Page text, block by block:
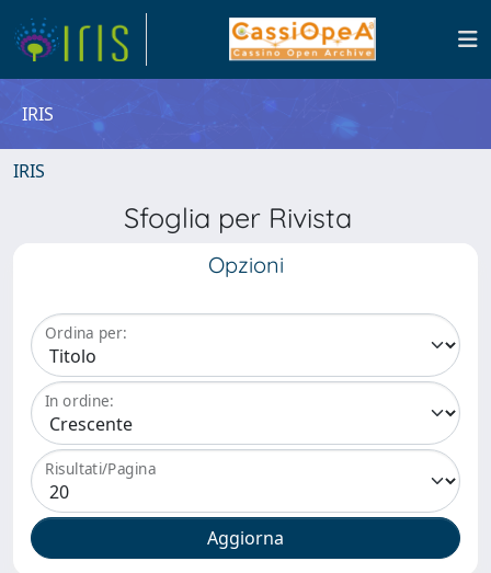
IRIS
IRIS
Sfoglia per Rivista
Opzioni
Ordina per:
In ordine:
Risultati/Pagina